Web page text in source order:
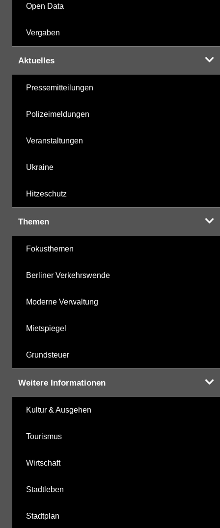
Open Data
Vergaben
Aktuelles
Pressemitteilungen
Polizeimeldungen
Veranstaltungen
Ukraine
Hitzeschutz
Themen
Fokusthemen
Berliner Verkehrswende
Moderne Verwaltung
Mietspiegel
Grundsteuer
Weitere Informationen
Kultur & Ausgehen
Tourismus
Wirtschaft
Stadtleben
Stadtplan